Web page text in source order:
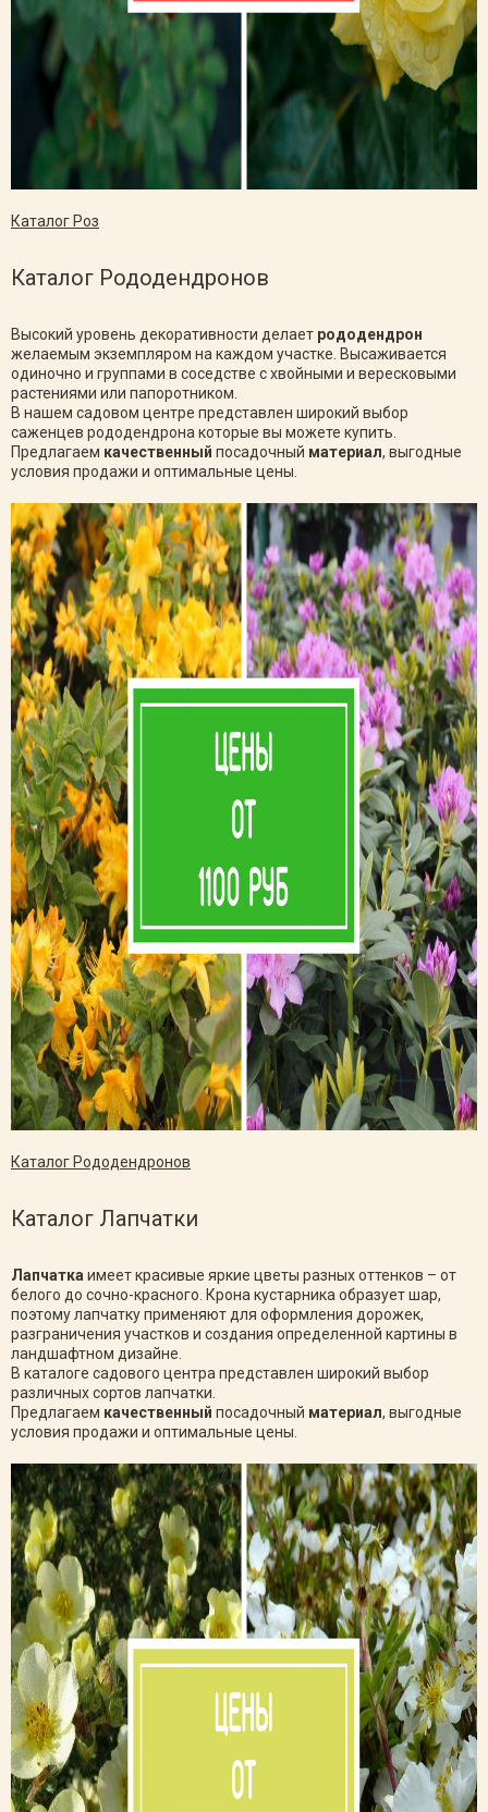
Каталог Роз
Каталог Рододендронов
Высокий уровень декоративности делает рододендрон
желаемым экземпляром на каждом участке. Высаживается
одиночно и группами в соседстве с хвойными и вересковыми
растениями или папоротником.
В нашем садовом центре представлен широкий выбор
саженцев рододендрона которые вы можете купить.
Предлагаем качественный посадочный материал, выгодные
условия продажи и оптимальные цены.
Каталог Рододендронов
Каталог Лапчатки
Лапчатка имеет красивые яркие цветы разных оттенков – от
белого до сочно-красного. Крона кустарника образует шар,
поэтому лапчатку применяют для оформления дорожек,
разграничения участков и создания определенной картины в
ландшафтном дизайне.
В каталоге садового центра представлен широкий выбор
различных сортов лапчатки.
Предлагаем качественный посадочный материал, выгодные
условия продажи и оптимальные цены.